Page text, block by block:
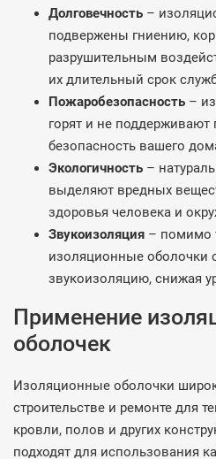
Долговечность –
подвержены гниению,
разрушительным
их длительный срок
Пожаробезопасность –
горят и не
безопасность вашего
Экологичность –
выделяют вредных
здоровья человека и
Звукоизоляция – помимо
изоляционные оболочки
звукоизоляцию, снижая
Применение
оболочек
Изоляционные оболочки
строительстве и ремонте для
кровли, полов и других
подходят для использования